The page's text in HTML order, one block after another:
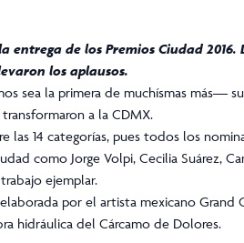
de los Premios Ciudad
los aplausos.
sea la primera de muchísmas más—
a la CDMX.
las 14 categorías, pues todos los
como Jorge Volpi, Cecilia Suárez,
ejemplar.
por el artista mexicano Grand
hidráulica del Cárcamo de Dolores.